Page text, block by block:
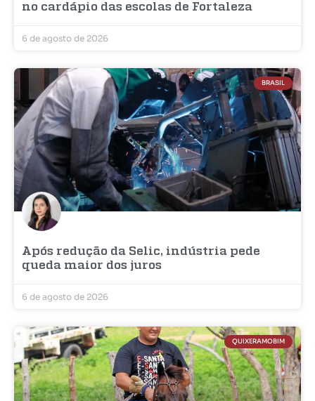
no cardápio das escolas de Fortaleza
6 de agosto de 2026
BRASIL
Após redução da Selic, indústria pede
queda maior dos juros
6 de agosto de 2026
QUIXERAMOBIM